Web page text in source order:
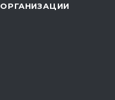
ОРГАНИЗАЦИИ